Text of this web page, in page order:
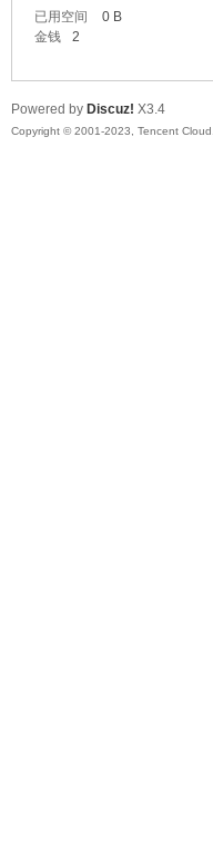
已用空间
0 B
金钱
2
Powered by Discuz! X3.4
Copyright © 2001-2023, Tencent Cloud.